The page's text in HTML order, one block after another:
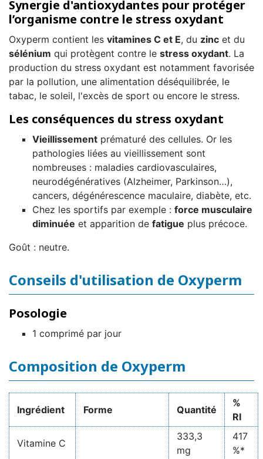
Synergie d'antioxydantes pour protéger
l’organisme contre le stress oxydant
Oxyperm contient les vitamines C et E, du zinc et du
sélénium qui protègent contre le stress oxydant. La
production du stress oxydant est notamment favorisée
par la pollution, une alimentation déséquilibrée, le
tabac, le soleil, l'excès de sport ou encore le stress.
Les conséquences du stress oxydant
Vieillissement prématuré des cellules. Or les
pathologies liées au vieillissement sont
nombreuses : maladies cardiovasculaires,
neurodégénératives (Alzheimer, Parkinson…),
cancers, dégénérescence maculaire, diabète, etc.
Chez les sportifs par exemple : force musculaire
diminuée et apparition de fatigue plus précoce.
Goût : neutre.
Conseils d'utilisation de Oxyperm
Posologie
1 comprimé par jour
Composition de Oxyperm
Ingrédient Forme Quantité
%
RI
Vitamine C
333,3
mg
417
%*